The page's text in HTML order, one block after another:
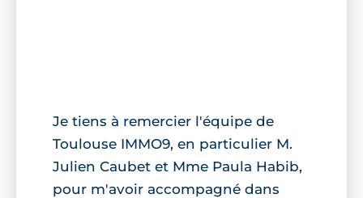
Je tiens à remercier l'équipe de
Toulouse IMMO9, en particulier M.
Julien Caubet et Mme Paula Habib,
pour m'avoir accompagné dans